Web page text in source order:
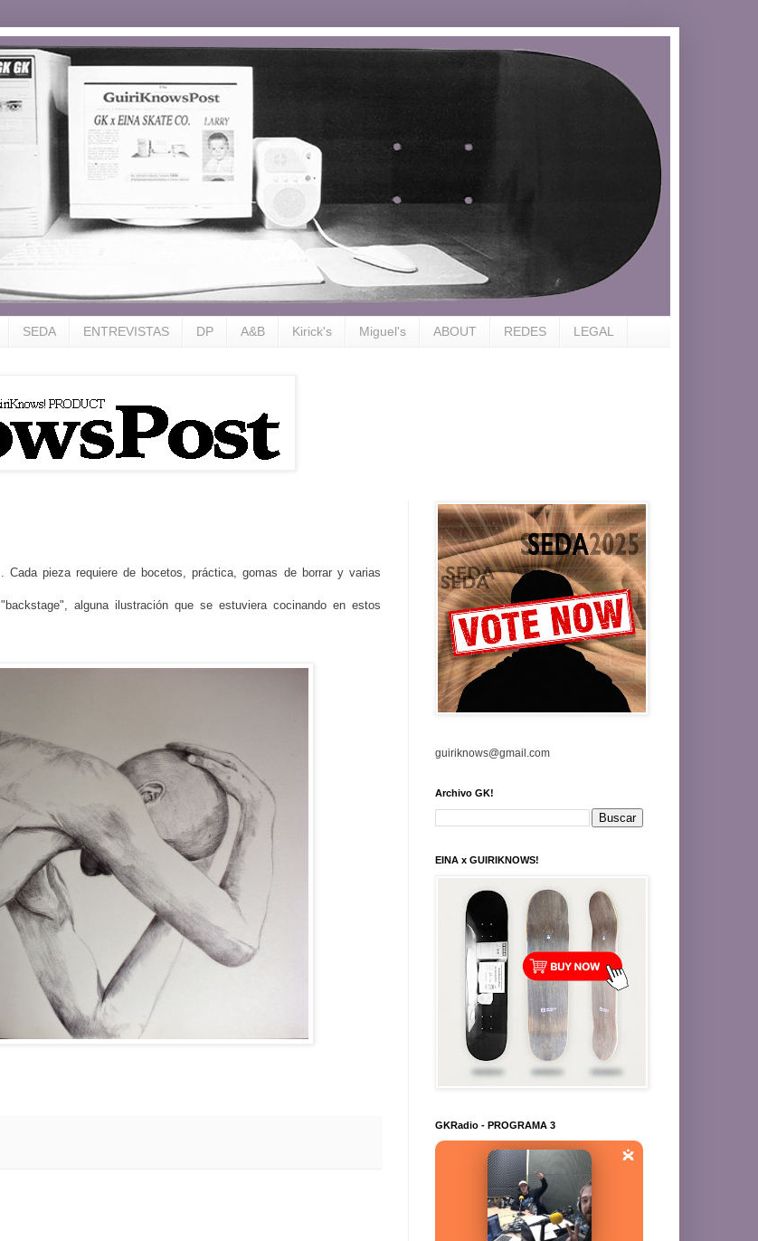
SEDA ENTREVISTAS DP A&B Kirick's Miguel's ABOUT REDES LEGAL
. Cada pieza requiere de bocetos, práctica, gomas de borrar y varias
"backstage", alguna ilustración que se estuviera cocinando en estos
guiriknows@gmail.com
Archivo GK!
EINA x GUIRIKNOWS!
GKRadio - PROGRAMA 3